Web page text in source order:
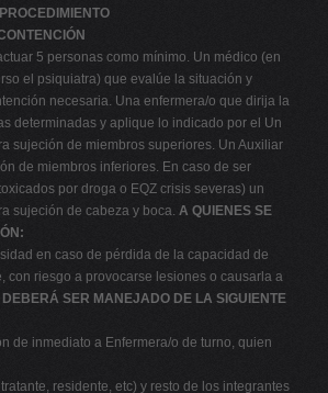
5 personas como mínimo. Un médico (en
el psiquiatra) que evalúe la situación y
necesaria. Una enfermera/o que dirija la
determinadas y aplique lo indicado por el Un
sujeción de miembros superiores. Un Auxiliar
de miembros inferiores. En caso de ser
por droga o EQZ crisis severas) un
sujeción de cabeza y boca. A QUIENES SE
en caso de pérdida de la capacidad de
con riesgo a provocarse lesiones o causarla a
DEBERÁ SER MANEJADO DE LA SIGUIENTE
de inmediato a Enfermera/o de turno, quien
residente, etc) y resto de los integrantes